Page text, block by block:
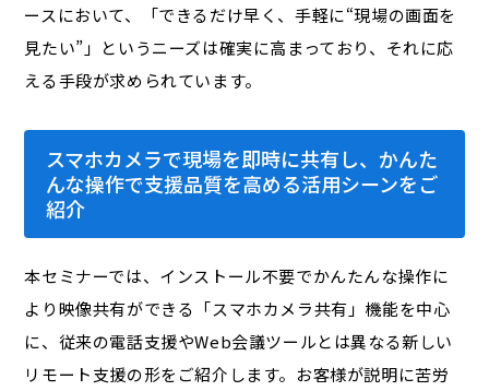
ースにおいて、「できるだけ早く、手軽に“現場の画面を
見たい”」というニーズは確実に高まっており、それに応
える手段が求められています。
スマホカメラで現場を即時に共有し、かんた
んな操作で支援品質を高める活用シーンをご
紹介
本セミナーでは、インストール不要でかんたんな操作に
より映像共有ができる「スマホカメラ共有」機能を中心
に、従来の電話支援やWeb会議ツールとは異なる新しい
リモート支援の形をご紹介します。お客様が説明に苦労